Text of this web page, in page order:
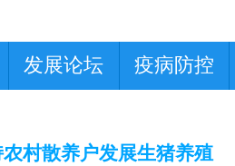
发展论坛 疫病防控
村散养户发展生猪养殖